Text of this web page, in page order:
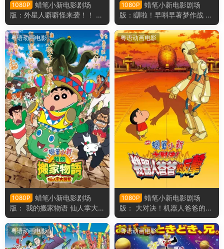
1080P
蜡笔小新电影剧场
版：外星人噼噼怪来袭！！ 蜡
笔小新电影剧场版25：宇宙人
来袭！！粤语版
1080P
蜡笔小新电影剧场
版：瞓啦！早唞早著梦作战 蜡
笔小新电影剧场版24：梦境世
界大突击粤语版
粤语动画电影
1080P
蜡笔小新电影剧场
版： 我的搬家物语 仙人掌大
袭击 蜡笔小新电影剧场版23：
我的搬家物语 仙人掌大袭击粤
语版
粤语动画电影
1080P
蜡笔小新电影剧场
版： 大对决！机器人爸爸的反
击 蜡笔小新电影剧场版22：
决一胜负！逆袭的机器人爸爸
粤语版
粤语动画电影 粤语动画电影